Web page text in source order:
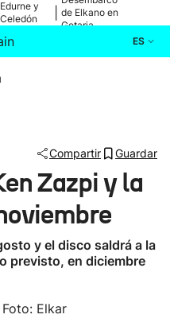
Edurne y
Celedón
de Elkano en
Getaria
ES
Compartir Guardar
Zazpi y la
y el disco saldrá a la
previsto, en diciembre
Elkar